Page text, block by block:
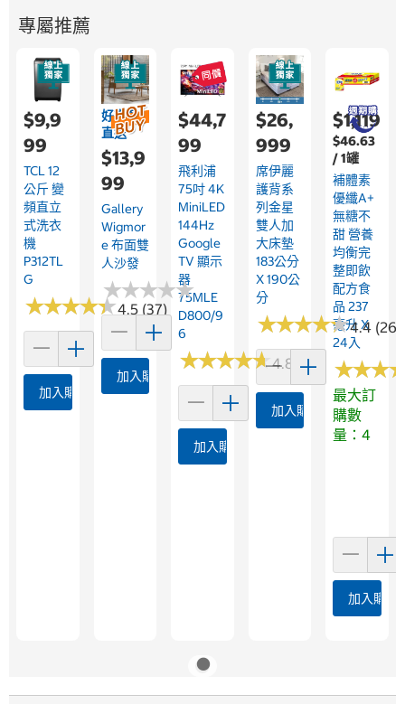
專屬推薦
$9,9
99
TCL 12
公斤 變
頻直立
式洗衣
機
P312TL
G
★★★★★
★★★★★4.5 (37)
加入購物車
好市多
直送
$13,9
99
Gallery
Wigmor
E 布面雙
人沙發
★★★★★
★★★★★
加入購物車
$44,7
99
飛利浦
75吋 4K
MiniLED
144Hz
Google
TV 顯示
器
75MLE
D800/9
6
★★★★★
★★★★★4.8 (5)
加入購物車
$26,
999
席伊麗
護背系
列金星
雙人加
大床墊
183公分
X 190公
分
★★★★★
★★★★★4.4 (26)
加入購物車
$1,119
$46.63
/ 1罐
補體素
優纖A+
無糖不
甜 營養
均衡完
整即飲
配方食
品 237
毫升 X
24入
★★★
★★★
最大訂
購數
量：4
加入購物